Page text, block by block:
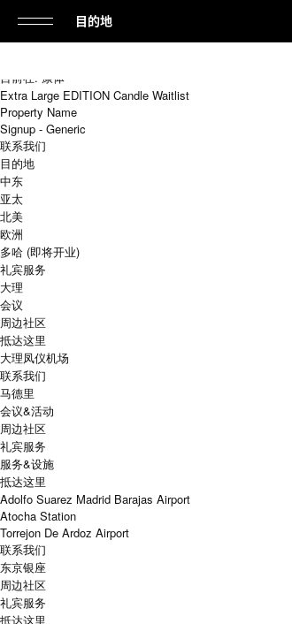
打
开
或
航
目的地
并
找
到
所
需
内
容
目前在: 康体
Extra Large EDITION Candle Waitlist
Property Name
Signup - Generic
联系我们
目的地
中东
亚太
北美
欧洲
多哈 (即将开业)
礼宾服务
大理
会议
周边社区
抵达这里
大理凤仪机场
联系我们
马德里
会议&活动
周边社区
礼宾服务
服务&设施
抵达这里
Adolfo Suarez Madrid Barajas Airport
Atocha Station
Torrejon De Ardoz Airport
联系我们
东京银座
周边社区
礼宾服务
抵达这里